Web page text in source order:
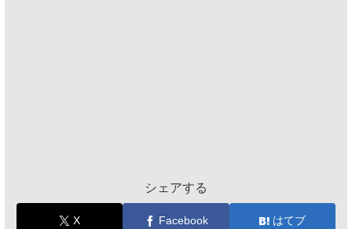
シェアする
X Facebook はてブ